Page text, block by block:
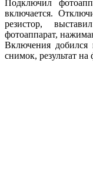
Подключил
включается.
резистор,
фотоаппарат,
Включения
снимок, результат